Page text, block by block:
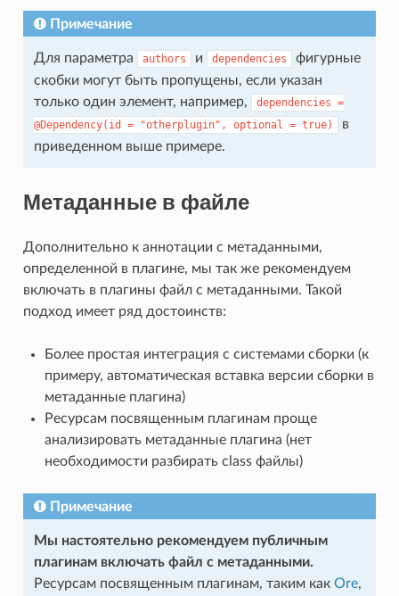
Примечание
Для параметра authors и dependencies
фигурные
скобки могут быть пропущены, если указан
только один элемент, например,
dependencies =
@Dependency(id
= "otherplugin", optional = true)
в
приведенном выше примере.
Метаданные в файле
Дополнительно к аннотации с метаданными,
определенной в плагине, мы так же рекомендуем
включать в плагины файл с метаданными. Такой
подход имеет ряд достоинств:
Более простая интеграция с системами сборки (к
примеру, автоматическая вставка версии сборки в
метаданные плагина)
Ресурсам посвященным плагинам проще
анализировать метаданные плагина (нет
необходимости разбирать class файлы)
Примечание
Мы настоятельно рекомендуем публичным
плагинам включать файл с метаданными.
Ресурсам посвященным плагинам, таким как Ore,